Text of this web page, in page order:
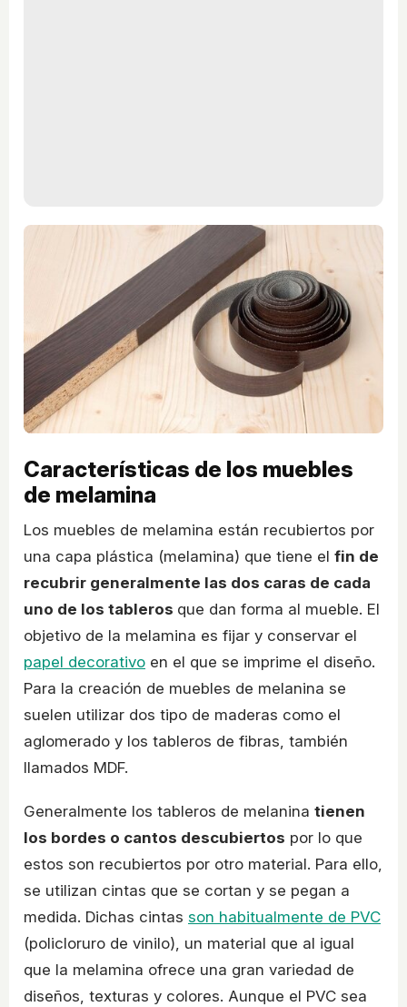
Características de los muebles
de melamina
Los muebles de melamina están recubiertos por
una capa plástica (melamina) que tiene el fin de
recubrir generalmente las dos caras de cada
uno de los tableros que dan forma al mueble. El
objetivo de la melamina es fijar y conservar el
papel decorativo en el que se imprime el diseño.
Para la creación de muebles de melanina se
suelen utilizar dos tipo de maderas como el
aglomerado y los tableros de fibras, también
llamados MDF.
Generalmente los tableros de melanina tienen
los bordes o cantos descubiertos por lo que
estos son recubiertos por otro material. Para ello,
se utilizan cintas que se cortan y se pegan a
medida. Dichas cintas son habitualmente de PVC
(policloruro de vinilo), un material que al igual
que la melamina ofrece una gran variedad de
diseños, texturas y colores. Aunque el PVC sea